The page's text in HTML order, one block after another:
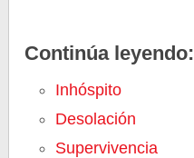
Continúa leyendo:
Inhóspito
Desolación
Supervivencia